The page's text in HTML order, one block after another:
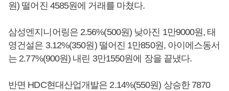
원) 떨어진 4585원에 거래를 마쳤다.
삼성엔지니어링은 2.56%(500원) 낮아진 1만9000원, 태
영건설은 3.12%(350원) 떨어진 1만850원, 아이에스동서
는 2.77%(900원) 내린 3만1550원에 장을 끝냈다.
반면 HDC현대산업개발은 2.14%(550원) 상승한 7870